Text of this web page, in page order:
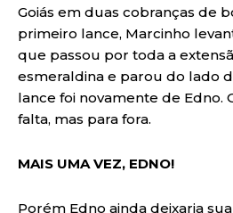
Goiás em duas cobranças de
primeiro lance, Marcinho
que passou por toda a
esmeraldina e parou do lado
lance foi novamente de Edno.
falta, mas para fora.
MAIS UMA VEZ, EDNO!
Porém Edno ainda deixaria